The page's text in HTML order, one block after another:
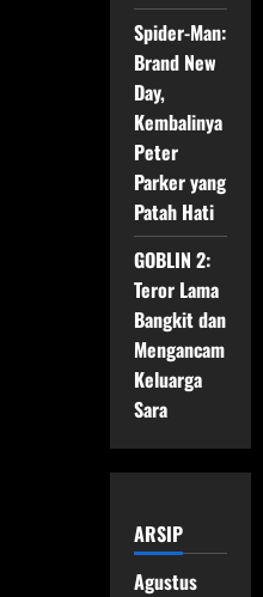
Spider-Man:
Brand New
Day,
Kembalinya
Peter
Parker yang
Patah Hati
GOBLIN 2:
Teror Lama
Bangkit dan
Mengancam
Keluarga
Sara
ARSIP
Agustus